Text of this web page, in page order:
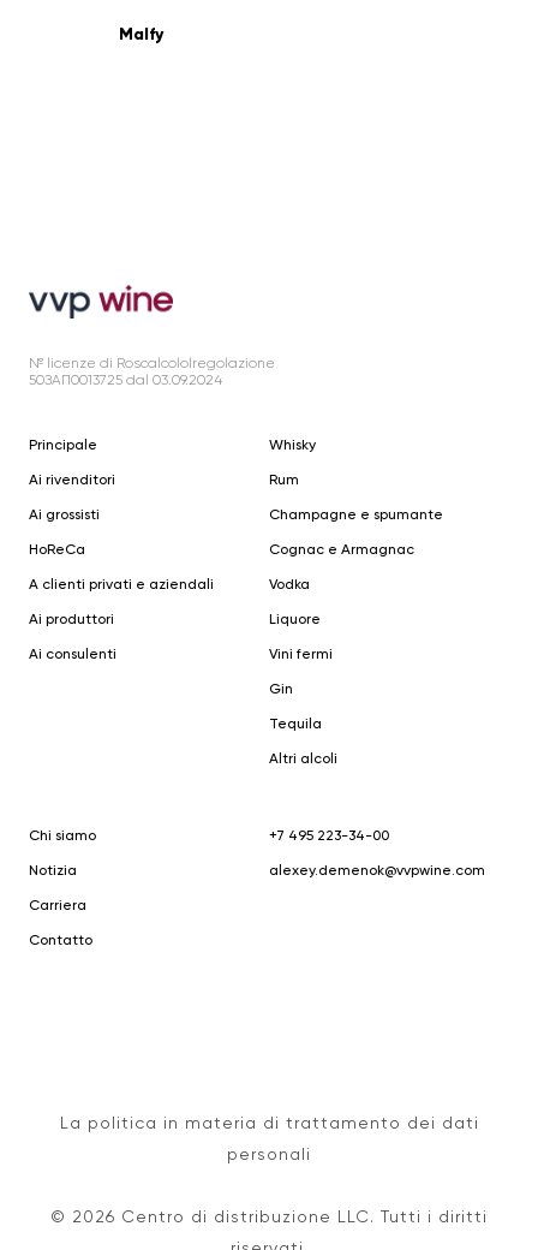
Malfy
№ licenze di Roscalcololregolazione
50ЗАП0013725 dal 03.09.2024
Principale
Ai rivenditori
Ai grossisti
HoReCa
A clienti privati e aziendali
Ai produttori
Ai consulenti
Whisky
Rum
Champagne e spumante
Cognac e Armagnac
Vodka
Liquore
Vini fermi
Gin
Tequila
Altri alcoli
Chi siamo
Notizia
Carriera
Contatto
+7 495 223-34-00
alexey.demenok@vvpwine.com
La politica in materia di trattamento dei dati
personali
© 2026 Centro di distribuzione LLC. Tutti i diritti